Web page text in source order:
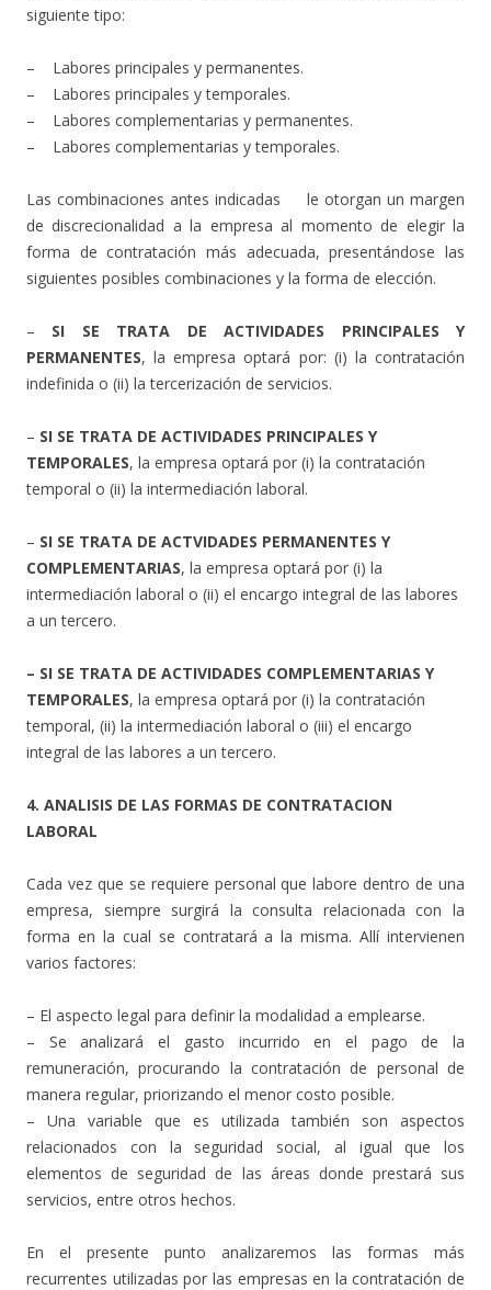
siguiente tipo:
– Labores principales y permanentes.
– Labores principales y temporales.
– Labores complementarias y permanentes.
– Labores complementarias y temporales.
Las combinaciones antes indicadas le otorgan un margen
de discrecionalidad a la empresa al momento de elegir la
forma de contratación más adecuada, presentándose las
siguientes posibles combinaciones y la forma de elección.
– SI SE TRATA DE ACTIVIDADES PRINCIPALES Y
PERMANENTES, la empresa optará por: (i) la contratación
indefinida o (ii) la tercerización de servicios.
– SI SE TRATA DE ACTIVIDADES PRINCIPALES Y
TEMPORALES, la empresa optará por (i) la contratación
temporal o (ii) la intermediación laboral.
– SI SE TRATA DE ACTVIDADES PERMANENTES Y
COMPLEMENTARIAS, la empresa optará por (i) la
intermediación laboral o (ii) el encargo integral de las labores
a un tercero.
– SI SE TRATA DE ACTIVIDADES COMPLEMENTARIAS Y
TEMPORALES, la empresa optará por (i) la contratación
temporal, (ii) la intermediación laboral o (iii) el encargo
integral de las labores a un tercero.
4. ANALISIS DE LAS FORMAS DE CONTRATACION
LABORAL
Cada vez que se requiere personal que labore dentro de una
empresa, siempre surgirá la consulta relacionada con la
forma en la cual se contratará a la misma. Allí intervienen
varios factores:
– El aspecto legal para definir la modalidad a emplearse.
– Se analizará el gasto incurrido en el pago de la
remuneración, procurando la contratación de personal de
manera regular, priorizando el menor costo posible.
– Una variable que es utilizada también son aspectos
relacionados con la seguridad social, al igual que los
elementos de seguridad de las áreas donde prestará sus
servicios, entre otros hechos.
En el presente punto analizaremos las formas más
recurrentes utilizadas por las empresas en la contratación de